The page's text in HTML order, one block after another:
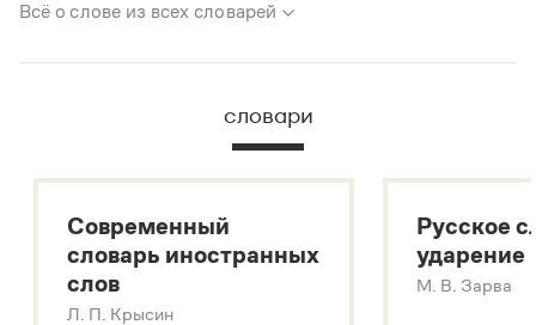
Всё о слове из всех словарей
В метасловаре Грамоты в удобном виде собрана вся
Русский орфографический словарь
Большой толковый словарь русских глаголов
Современный словарь иностранных слов
Звук – технология синтеза платформы
SaluteSpeech
словари
Современный
словарь иностранных
слов
Л. П. Крысин
Русское
ударение
М. В. Зарва